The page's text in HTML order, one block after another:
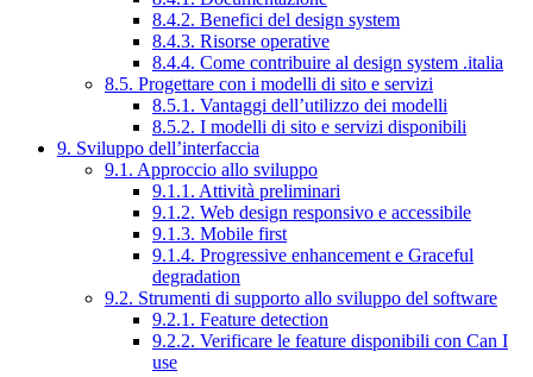
8.4.2. Benefici del design system
8.4.3. Risorse operative
8.4.4. Come contribuire al design system .italia
8.5. Progettare con i modelli di sito e servizi
8.5.1. Vantaggi dell’utilizzo dei modelli
8.5.2. I modelli di sito e servizi disponibili
9. Sviluppo dell’interfaccia
9.1. Approccio allo sviluppo
9.1.1. Attività preliminari
9.1.2. Web design responsivo e accessibile
9.1.3. Mobile first
9.1.4. Progressive enhancement e Graceful
degradation
9.2. Strumenti di supporto allo sviluppo del software
9.2.1. Feature detection
9.2.2. Verificare le feature disponibili con Can I
use